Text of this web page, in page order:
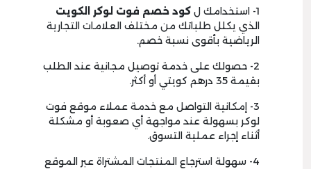
1- استخدامك ل
كود خصم فوت لوكر الكويت
الذي يكلل طلباتك من مختلف العلامات التجارية
الرياضية بأقوى نسبة خصم.
2- حصولك على خدمة توصيل مجانية عند الطلب
بقيمة 35 درهم كويتي أو أكثر.
3- إمكانية التواصل مع خدمة عملاء موقع فوت
لوكر بسهولة عند مواجهة أي صعوبة أو مشكلة
أثناء إجراء عملية التسوق.
4- سهولة استرجاع المنتجات المشتراة عبر الموقع